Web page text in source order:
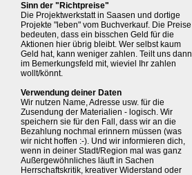
Sinn der "Richtpreise"
Die Projektwerkstatt in Saasen und dortige
Projekte "leben" vom Buchverkauf. Die Preise
bedeuten, dass ein bisschen Geld für die
Aktionen hier übrig bleibt. Wer selbst kaum
Geld hat, kann weniger zahlen. Teilt uns dann
im Bemerkungsfeld mit, wieviel Ihr zahlen
wollt/könnt.
Verwendung deiner Daten
Wir nutzen Name, Adresse usw. für die
Zusendung der Materialien - logisch. Wir
speichern sie für den Fall, dass wir an die
Bezahlung nochmal erinnern müssen (was
wir nicht hoffen :-). Und wir informieren dich,
wenn in deiner Stadt/Region mal was ganz
Außergewöhnliches läuft in Sachen
Herrschaftskritik, kreativer Widerstand oder